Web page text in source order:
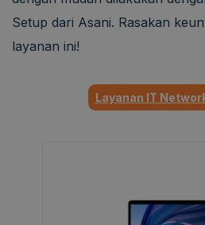
Setup dari Asani. Rasakan
layanan ini!
Layanan IT